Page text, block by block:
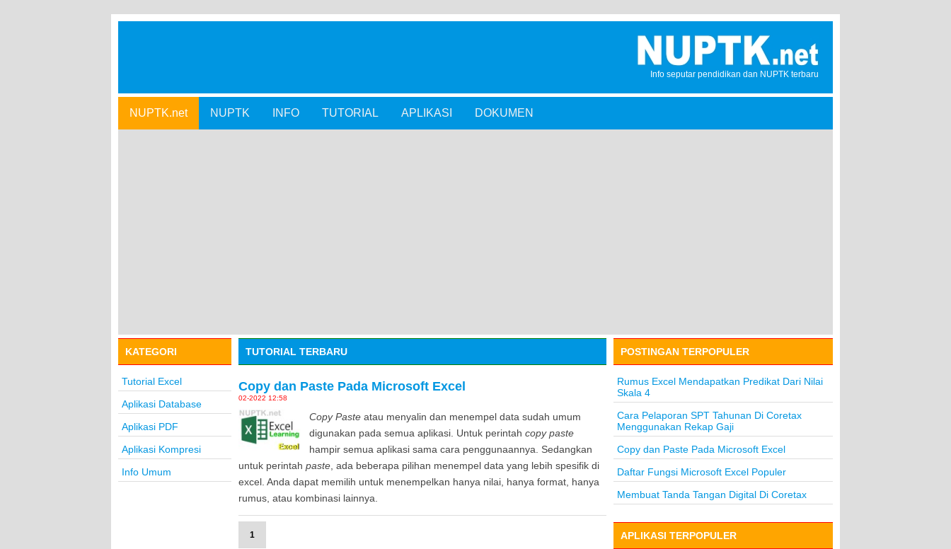
Info seputar pendidikan dan NUPTK terbaru
NUPTK.net NUPTK INFO TUTORIAL APLIKASI DOKUMEN
KATEGORI
Tutorial Excel
Aplikasi Database
Aplikasi PDF
Aplikasi Kompresi
Info Umum
TUTORIAL TERBARU
Copy dan Paste Pada Microsoft Excel
02-2022 12:58
Copy Paste atau menyalin dan menempel data sudah umum
digunakan pada semua aplikasi. Untuk perintah copy paste
hampir semua aplikasi sama cara penggunaannya. Sedangkan
untuk perintah paste , ada beberapa pilihan menempel data yang lebih spesifik di
excel. Anda dapat memilih untuk menempelkan hanya nilai, hanya format, hanya
rumus, atau kombinasi lainnya.
1
POSTINGAN TERPOPULER
Rumus Excel Mendapatkan Predikat Dari Nilai
Skala 4
Cara Pelaporan SPT Tahunan Di Coretax
Menggunakan Rekap Gaji
Copy dan Paste Pada Microsoft Excel
Daftar Fungsi Microsoft Excel Populer
Membuat Tanda Tangan Digital Di Coretax
APLIKASI TERPOPULER